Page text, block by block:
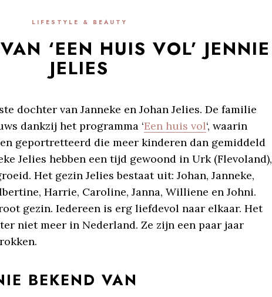
LIFESTYLE & BEAUTY
‘EEN HUIS VOL’ JENNIE
JELIES
dochter van Janneke en Johan Jelies. De familie
dankzij het programma ‘Een huis vol‘, waarin
geportretteerd die meer kinderen dan gemiddeld
Jelies hebben een tijd gewoond in Urk (Flevoland),
Het gezin Jelies bestaat uit: Johan, Janneke,
Harrie, Caroline, Janna, Williene en Johni.
gezin. Iedereen is erg liefdevol naar elkaar. Het
niet meer in Nederland. Ze zijn een paar jaar
BEKEND VAN